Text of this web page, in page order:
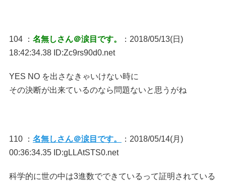
104 ： 名無しさん＠涙目です。
：2018/05/13(日)
18:42:34.38 ID:Zc9rs90d0.net
YES NO を出さなきゃいけない時に
その決断が出来ているのなら問題ないと思うがね
110 ： 名無しさん＠涙目です。
：2018/05/14(月)
00:36:34.35 ID:gLLAtSTS0.net
科学的に世の中は3進数でできているって証明されている